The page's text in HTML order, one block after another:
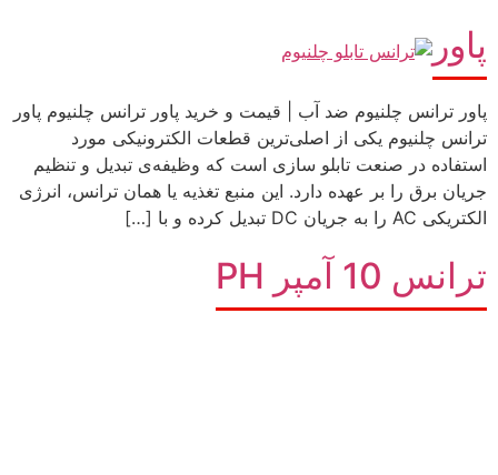
پاور
پاور ترانس چلنیوم ضد آب | قیمت و خرید پاور ترانس چلنیوم پاور
ترانس چلنیوم یکی از اصلی‌ترین قطعات الکترونیکی مورد
استفاده در صنعت تابلو سازی است که وظیفه‌ی تبدیل و تنظیم
جریان برق را بر عهده دارد. این منبع تغذیه یا همان ترانس، انرژی
الکتریکی AC را به جریان DC تبدیل کرده و با […]
ترانس 10 آمپر PH